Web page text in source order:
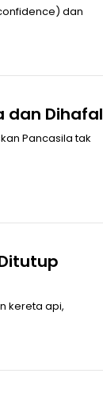
dan
dan Dihafal
Pancasila tak